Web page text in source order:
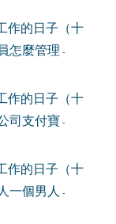
作的日子（十
怎麼管理 -
作的日子（十
司支付寶 -
作的日子（十
一個男人
-